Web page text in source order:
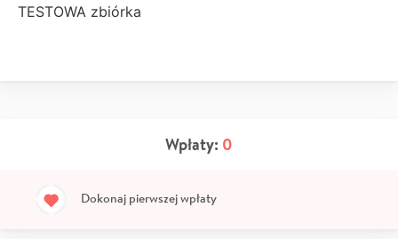
TESTOWA zbiórka
Wpłaty: 0
Dokonaj pierwszej wpłaty